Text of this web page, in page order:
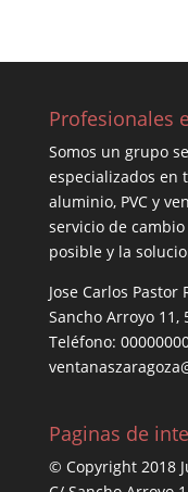
Profesionales
Somos un grupo
especializados en
aluminio, PVC y
servicio de
posible y la
Jose Carlos Pastor
Sancho Arroyo 11,
Teléfono:
Paginas de
© Copyright 2018